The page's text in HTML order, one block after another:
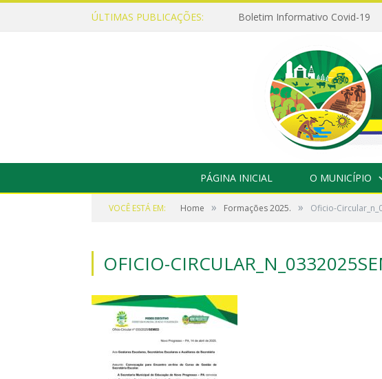
ÚLTIMAS PUBLICAÇÕES: Boletim Informativo Covid-19
PÁGINA INICIAL O MUNICÍPIO
VOCÊ ESTÁ EM: Home » Formações 2025. » Oficio-
OFICIO-